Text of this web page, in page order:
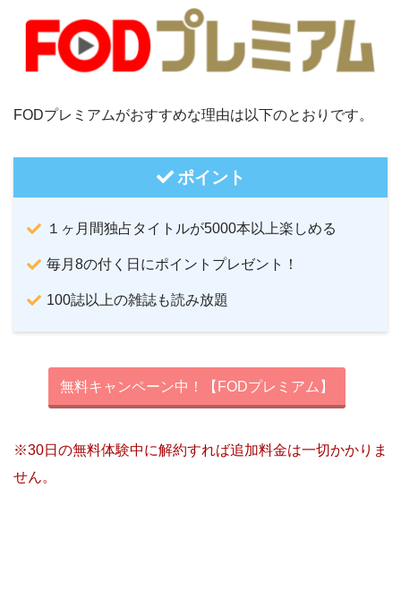
FODプレミアムがおすすめな理由は以下のとおりです。
ポイント
１ヶ月間独占タイトルが5000本以上楽しめる
毎月8の付く日にポイントプレゼント！
100誌以上の雑誌も読み放題
無料キャンペーン中！【FODプレミアム】
※30日の無料体験中に解約すれば追加料金は一切かかりま
せん。